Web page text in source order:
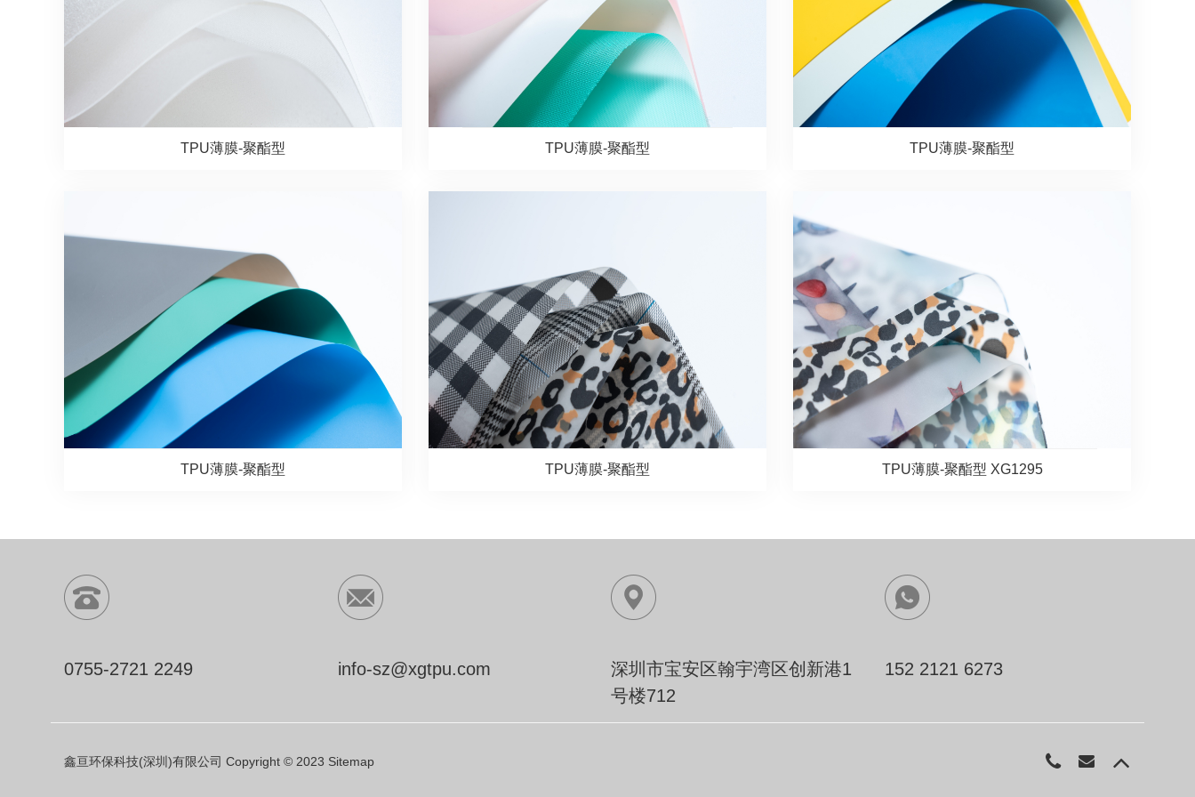
TPU薄膜-聚酯型 TPU薄膜-聚酯型 TPU薄膜-聚酯型
TPU薄膜-聚酯型 TPU薄膜-聚酯型 TPU薄膜-聚酯型 XG1295
0755-2721 2249 info-sz@xgtpu.com
深圳市宝安区翰宇湾区创新港1
号楼712
152 2121 6273
鑫亘环保科技(深圳)有限公司 Copyright © 2023 Sitemap